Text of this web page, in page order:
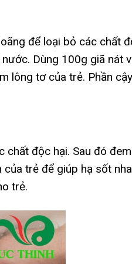
để loại bỏ các chất
Dùng 100g giã nát
lông tơ của trẻ. Phần cậy
chất độc hại. Sau đó đem
của trẻ để giúp hạ sốt
trẻ.